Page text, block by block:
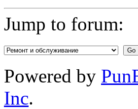
Jump to forum:
Powered by
Inc.